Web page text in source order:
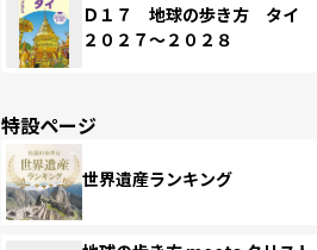
Ｄ１７ 地球の歩き方 タイ
２０２７～２０２８
特設ページ
世界遺産ランキング